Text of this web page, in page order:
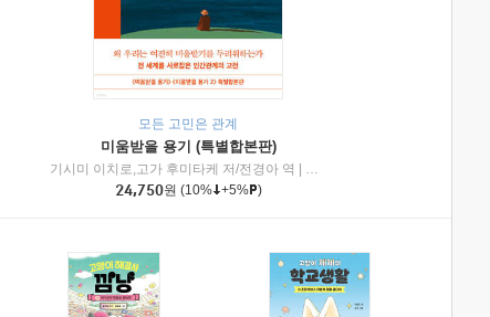
| 제이브리즈북스
모든 고민은 관계
미움받을 용기 (특별합본판)
기시미 이치로,고가 후미타케 저/전경아 역
인플루엔셜
24,750원 (10% +5% )